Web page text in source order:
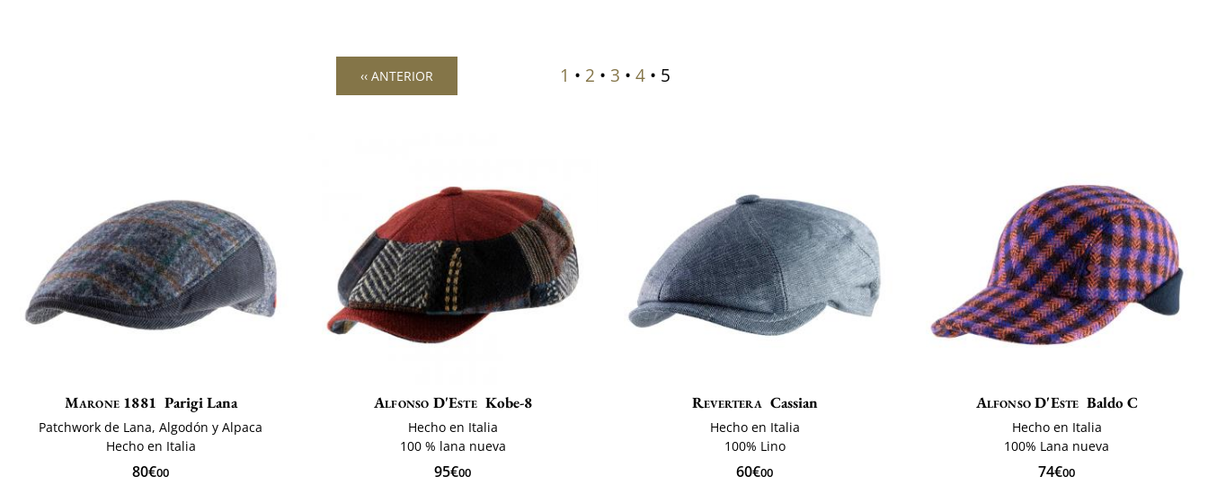
‹‹ ANTERIOR 1 • 2 • 3 • 4• 5
Marone 1881 Parigi Lana
Patchwork de Lana, Algodón y Alpaca
Hecho en Italia
80€00
Alfonso D'Este Kobe-8
Hecho en Italia
100 % lana nueva
95€00
Revertera Cassian
Hecho en Italia
100% Lino
60€00
Alfonso D'Este Baldo C
Hecho en Italia
100% Lana nueva
74€00